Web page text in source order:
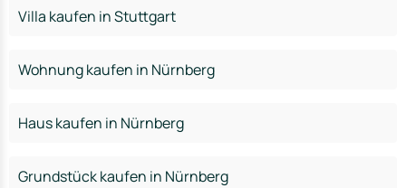
Villa kaufen in Stuttgart
Wohnung kaufen in Nürnberg
Haus kaufen in Nürnberg
Grundstück kaufen in Nürnberg